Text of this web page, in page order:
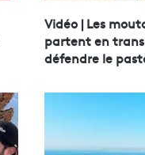
Vidéo | Les
partent en
défendre le